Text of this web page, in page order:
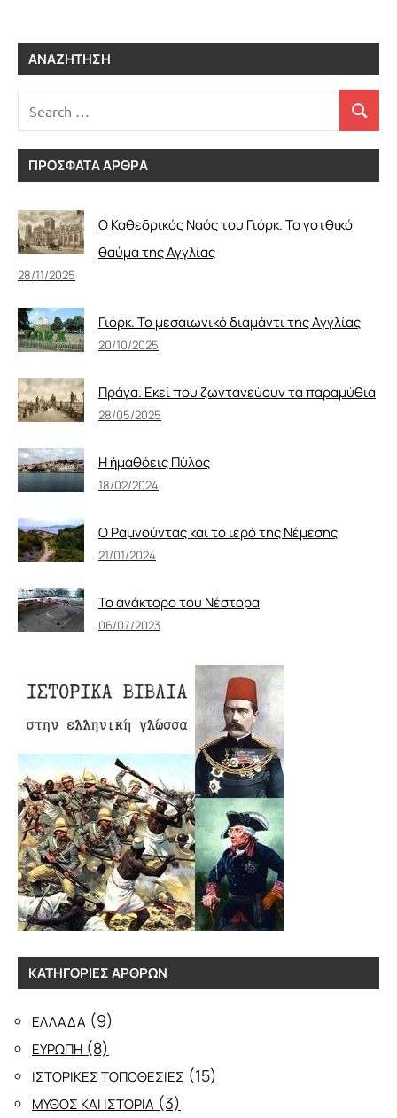
ΑΝΑΖΉΤΗΣΗ
ΠΡΟΣΦΑΤΑ ΑΡΘΡΑ
Ο Καθεδρικός Ναός του Γιόρκ. Το γοτθικό
θαύμα της Αγγλίας
28/11/2025
Γιόρκ. Το μεσαιωνικό διαμάντι της Αγγλίας
20/10/2025
Πράγα. Εκεί που ζωντανεύουν τα παραμύθια
28/05/2025
Η ἠμαθόεις Πύλος
18/02/2024
Ο Ραμνούντας και το ιερό της Νέμεσης
21/01/2024
Το ανάκτορο του Νέστορα
06/07/2023
ΚΑΤΗΓΟΡΊΕΣ ΆΡΘΡΩΝ
ΕΛΛΑΔΑ (9)
ΕΥΡΩΠΗ (8)
ΙΣΤΟΡΙΚΕΣ ΤΟΠΟΘΕΣΙΕΣ (15)
ΜΥΘΟΣ ΚΑΙ ΙΣΤΟΡΙΑ (3)